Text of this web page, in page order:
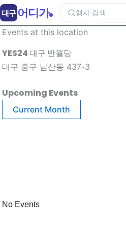
Events at this location
YES24 대구 반월당
대구 중구 남산동 437-3
Upcoming Events
Current Month
No Events
대구 어디가 행사 검색